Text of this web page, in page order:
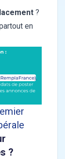
?
en
?